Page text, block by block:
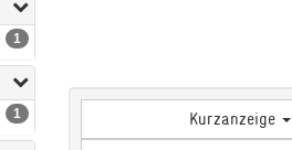
1
1
Kurzanzeige